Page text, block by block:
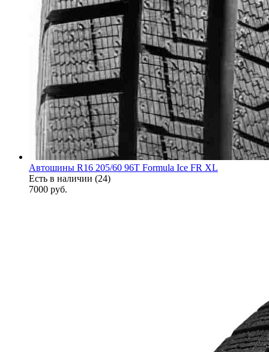
Автошины R16 205/60 96T Formula Ice FR XL
Есть в наличии (24)
7000 руб.